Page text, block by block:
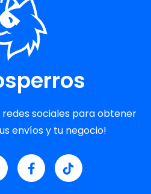
redes sociales para obtener
envíos y tu negocio!